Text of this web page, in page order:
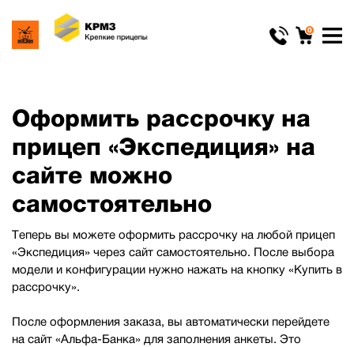
0
Оформить рассрочку на
прицеп «Экспедиция» на
сайте можно
самостоятельно
Теперь вы можете оформить рассрочку на любой прицеп
«Экспедиция» через сайт самостоятельно. После выбора
модели и конфигурации нужно нажать на кнопку «Купить в
рассрочку».
После оформления заказа, вы автоматически перейдете
на сайт «Альфа-Банка» для заполнения анкеты. Это